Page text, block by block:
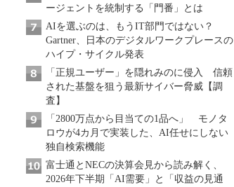
ージェントを統制する「門番」とは
AIを選ぶのは、もうIT部門ではない？
Gartner、日本のデジタルワークプレースの
ハイプ・サイクル発表
「正規ユーザー」を隠れみのに侵入 信頼
された基盤を狙う最新サイバー脅威【調
査】
「2800万点から目当ての1品へ」 モノタ
ロウが4カ月で実装した、AI任せにしない
独自検索機能
富士通とNECの決算会見から読み解く、
2026年下半期「AI需要」と「収益の見通